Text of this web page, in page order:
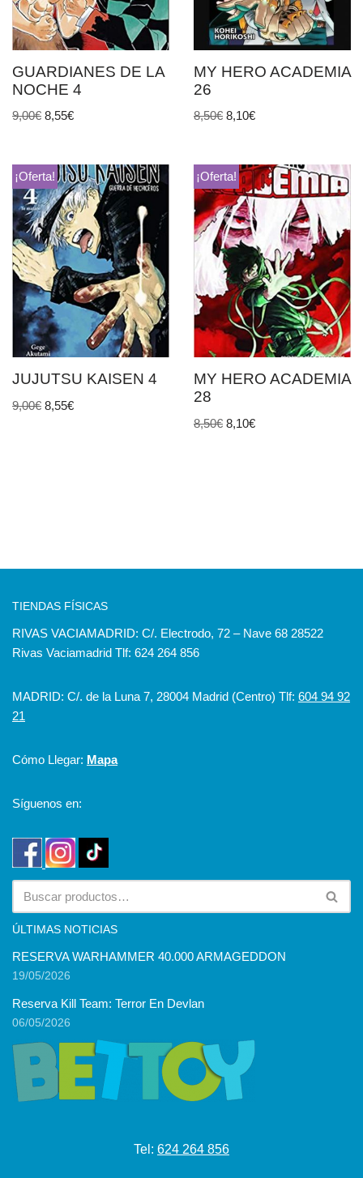
GUARDIANES DE LA
NOCHE 4
9,00€ 8,55€
MY HERO ACADEMIA
26
8,50€ 8,10€
¡Oferta!
JUJUTSU KAISEN 4
9,00€ 8,55€
¡Oferta!
MY HERO ACADEMIA
28
8,50€ 8,10€
TIENDAS FÍSICAS
RIVAS VACIAMADRID: C/. Electrodo, 72 – Nave 68 28522
Rivas Vaciamadrid Tlf: 624 264 856
MADRID: C/. de la Luna 7, 28004 Madrid (Centro) Tlf: 604 94 92
21
Cómo Llegar: Mapa
Síguenos en:
ÚLTIMAS NOTICIAS
RESERVA WARHAMMER 40.000 ARMAGEDDON
19/05/2026
Reserva Kill Team: Terror En Devlan
06/05/2026
Tel: 624 264 856